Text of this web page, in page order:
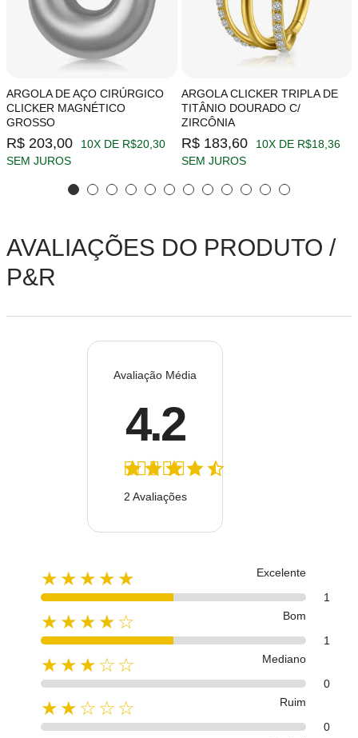
ARGOLA DE AÇO CIRÚRGICO
CLICKER MAGNÉTICO
GROSSO
R$ 203,00
10X DE R$20,30
SEM JUROS
ARGOLA CLICKER TRIPLA DE
TITÂNIO DOURADO C/
ZIRCÔNIA
R$ 183,60
10X DE R$18,36
SEM JUROS
AVALIAÇÕES DO PRODUTO /
P&R
Avaliação Média
4.2
2 Avaliações
★★★★★
Excelente
1
★★★★☆
Bom
1
★★★☆☆
Mediano
0
★★☆☆☆
Ruim
0